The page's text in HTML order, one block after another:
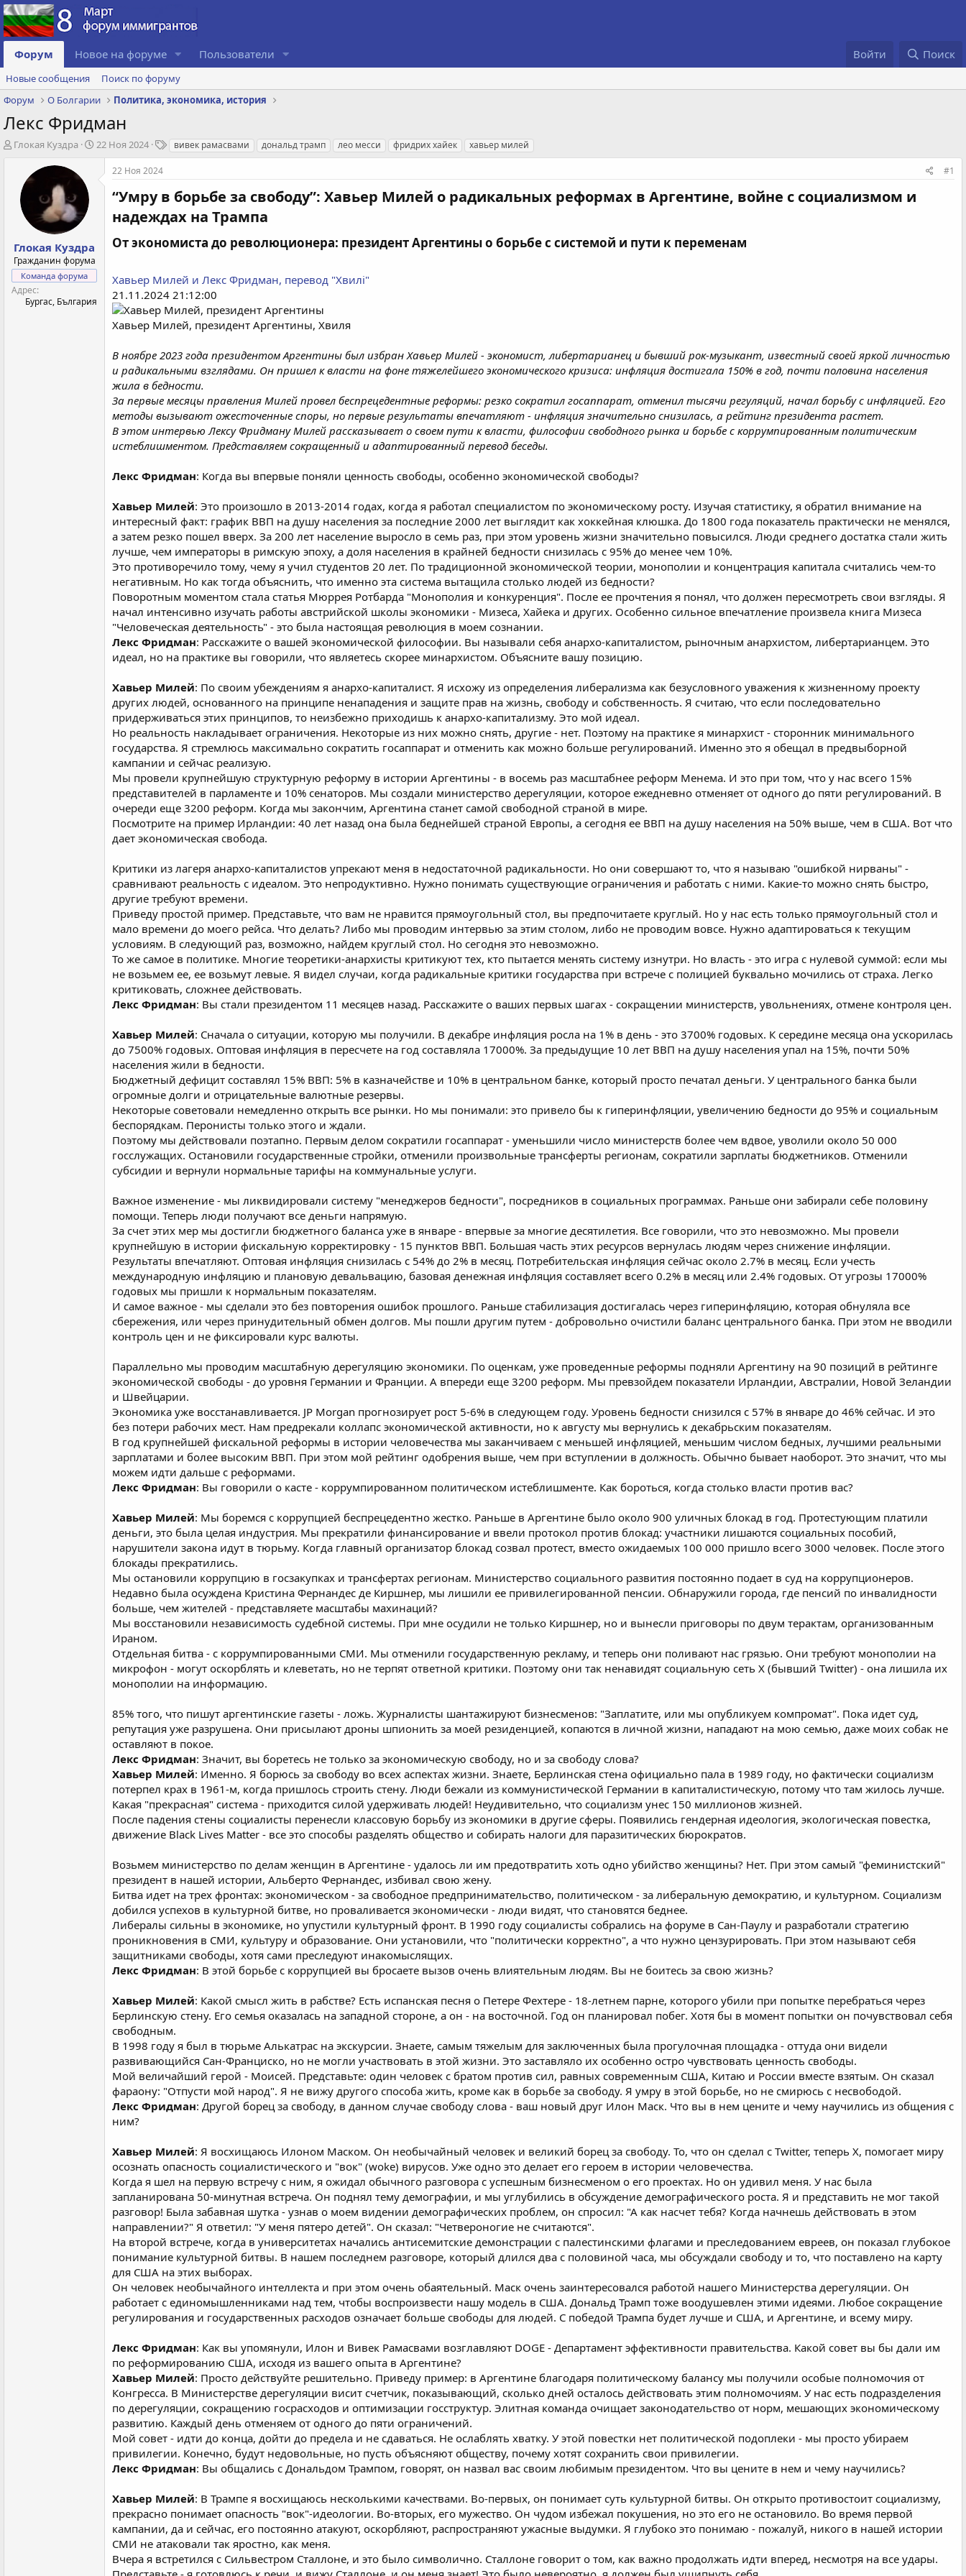
Форум Новое на форуме Пользователи Войти Поиск
Новые сообщения
Поиск по форуму
Форум
О Болгарии Политика, экономика, история
Лекс Фридман
А
ы
Глокая Куздра
Д
и
я
22 Ноя 2024
Т
е
вивек рамасвами дональд трамп лео месси фридрих хайек хавьер милей
Глокая Куздра
Гражданин форума
Команда форума
Адрес
Бургас, България
22 Ноя 2024 #1
“Умру в борьбе за свободу”: Хавьер Милей о радикальных реформах в Аргентине, войне с социализмом и
надеждах на Трампа​
От экономиста до революционера: президент Аргентины о борьбе с системой и пути к переменам​
Хавьер Милей и Лекс Фридман, перевод "Хвилі"
21.11.2024 21:12:00
Хавьер Милей, президент Аргентины, Хвиля
В ноябре 2023 года президентом Аргентины был избран Хавьер Милей - экономист, либертарианец и бывший рок-музыкант, известный своей яркой личностью
и радикальными взглядами. Он пришел к власти на фоне тяжелейшего экономического кризиса: инфляция достигала 150% в год, почти половина населения
жила в бедности.
За первые месяцы правления Милей провел беспрецедентные реформы: резко сократил госаппарат, отменил тысячи регуляций, начал борьбу с инфляцией. Его
методы вызывают ожесточенные споры, но первые результаты впечатляют - инфляция значительно снизилась, а рейтинг президента растет.
В этом интервью Лексу Фридману Милей рассказывает о своем пути к власти, философии свободного рынка и борьбе с коррумпированным политическим
истеблишментом. Представляем сокращенный и адаптированный перевод беседы.
Лекс Фридман: Когда вы впервые поняли ценность свободы, особенно экономической свободы?
Хавьер Милей: Это произошло в 2013-2014 годах, когда я работал специалистом по экономическому росту. Изучая статистику, я обратил внимание на
интересный факт: график ВВП на душу населения за последние 2000 лет выглядит как хоккейная клюшка. До 1800 года показатель практически не менялся,
а затем резко пошел вверх. За 200 лет население выросло в семь раз, при этом уровень жизни значительно повысился. Люди среднего достатка стали жить
лучше, чем императоры в римскую эпоху, а доля населения в крайней бедности снизилась с 95% до менее чем 10%.
Это противоречило тому, чему я учил студентов 20 лет. По традиционной экономической теории, монополии и концентрация капитала считались чем-то
негативным. Но как тогда объяснить, что именно эта система вытащила столько людей из бедности?
Поворотным моментом стала статья Мюррея Ротбарда "Монополия и конкуренция". После ее прочтения я понял, что должен пересмотреть свои взгляды. Я
начал интенсивно изучать работы австрийской школы экономики - Мизеса, Хайека и других. Особенно сильное впечатление произвела книга Мизеса
"Человеческая деятельность" - это была настоящая революция в моем сознании.
Лекс Фридман: Расскажите о вашей экономической философии. Вы называли себя анархо-капиталистом, рыночным анархистом, либертарианцем. Это
идеал, но на практике вы говорили, что являетесь скорее минархистом. Объясните вашу позицию.
Хавьер Милей: По своим убеждениям я анархо-капиталист. Я исхожу из определения либерализма как безусловного уважения к жизненному проекту
других людей, основанного на принципе ненападения и защите прав на жизнь, свободу и собственность. Я считаю, что если последовательно
придерживаться этих принципов, то неизбежно приходишь к анархо-капитализму. Это мой идеал.
Но реальность накладывает ограничения. Некоторые из них можно снять, другие - нет. Поэтому на практике я минархист - сторонник минимального
государства. Я стремлюсь максимально сократить госаппарат и отменить как можно больше регулирований. Именно это я обещал в предвыборной
кампании и сейчас реализую.
Мы провели крупнейшую структурную реформу в истории Аргентины - в восемь раз масштабнее реформ Менема. И это при том, что у нас всего 15%
представителей в парламенте и 10% сенаторов. Мы создали министерство дерегуляции, которое ежедневно отменяет от одного до пяти регулирований. В
очереди еще 3200 реформ. Когда мы закончим, Аргентина станет самой свободной страной в мире.
Посмотрите на пример Ирландии: 40 лет назад она была беднейшей страной Европы, а сегодня ее ВВП на душу населения на 50% выше, чем в США. Вот что
дает экономическая свобода.
Критики из лагеря анархо-капиталистов упрекают меня в недостаточной радикальности. Но они совершают то, что я называю "ошибкой нирваны" -
сравнивают реальность с идеалом. Это непродуктивно. Нужно понимать существующие ограничения и работать с ними. Какие-то можно снять быстро,
другие требуют времени.
Приведу простой пример. Представьте, что вам не нравится прямоугольный стол, вы предпочитаете круглый. Но у нас есть только прямоугольный стол и
мало времени до моего рейса. Что делать? Либо мы проводим интервью за этим столом, либо не проводим вовсе. Нужно адаптироваться к текущим
условиям. В следующий раз, возможно, найдем круглый стол. Но сегодня это невозможно.
То же самое в политике. Многие теоретики-анархисты критикуют тех, кто пытается менять систему изнутри. Но власть - это игра с нулевой суммой: если мы
не возьмем ее, ее возьмут левые. Я видел случаи, когда радикальные критики государства при встрече с полицией буквально мочились от страха. Легко
критиковать, сложнее действовать.
Лекс Фридман: Вы стали президентом 11 месяцев назад. Расскажите о ваших первых шагах - сокращении министерств, увольнениях, отмене контроля цен.
Хавьер Милей: Сначала о ситуации, которую мы получили. В декабре инфляция росла на 1% в день - это 3700% годовых. К середине месяца она ускорилась
до 7500% годовых. Оптовая инфляция в пересчете на год составляла 17000%. За предыдущие 10 лет ВВП на душу населения упал на 15%, почти 50%
населения жили в бедности.
Бюджетный дефицит составлял 15% ВВП: 5% в казначействе и 10% в центральном банке, который просто печатал деньги. У центрального банка были
огромные долги и отрицательные валютные резервы.
Некоторые советовали немедленно открыть все рынки. Но мы понимали: это привело бы к гиперинфляции, увеличению бедности до 95% и социальным
беспорядкам. Перонисты только этого и ждали.
Поэтому мы действовали поэтапно. Первым делом сократили госаппарат - уменьшили число министерств более чем вдвое, уволили около 50 000
госслужащих. Остановили государственные стройки, отменили произвольные трансферты регионам, сократили зарплаты бюджетников. Отменили
субсидии и вернули нормальные тарифы на коммунальные услуги.
Важное изменение - мы ликвидировали систему "менеджеров бедности", посредников в социальных программах. Раньше они забирали себе половину
помощи. Теперь люди получают все деньги напрямую.
За счет этих мер мы достигли бюджетного баланса уже в январе - впервые за многие десятилетия. Все говорили, что это невозможно. Мы провели
крупнейшую в истории фискальную корректировку - 15 пунктов ВВП. Большая часть этих ресурсов вернулась людям через снижение инфляции.
Результаты впечатляют. Оптовая инфляция снизилась с 54% до 2% в месяц. Потребительская инфляция сейчас около 2.7% в месяц. Если учесть
международную инфляцию и плановую девальвацию, базовая денежная инфляция составляет всего 0.2% в месяц или 2.4% годовых. От угрозы 17000%
годовых мы пришли к нормальным показателям.
И самое важное - мы сделали это без повторения ошибок прошлого. Раньше стабилизация достигалась через гиперинфляцию, которая обнуляла все
сбережения, или через принудительный обмен долгов. Мы пошли другим путем - добровольно очистили баланс центрального банка. При этом не вводили
контроль цен и не фиксировали курс валюты.
Параллельно мы проводим масштабную дерегуляцию экономики. По оценкам, уже проведенные реформы подняли Аргентину на 90 позиций в рейтинге
экономической свободы - до уровня Германии и Франции. А впереди еще 3200 реформ. Мы превзойдем показатели Ирландии, Австралии, Новой Зеландии
и Швейцарии.
Экономика уже восстанавливается. JP Morgan прогнозирует рост 5-6% в следующем году. Уровень бедности снизился с 57% в январе до 46% сейчас. И это
без потери рабочих мест. Нам предрекали коллапс экономической активности, но к августу мы вернулись к декабрьским показателям.
В год крупнейшей фискальной реформы в истории человечества мы заканчиваем с меньшей инфляцией, меньшим числом бедных, лучшими реальными
зарплатами и более высоким ВВП. При этом мой рейтинг одобрения выше, чем при вступлении в должность. Обычно бывает наоборот. Это значит, что мы
можем идти дальше с реформами.
Лекс Фридман: Вы говорили о касте - коррумпированном политическом истеблишменте. Как бороться, когда столько власти против вас?
Хавьер Милей: Мы боремся с коррупцией беспрецедентно жестко. Раньше в Аргентине было около 900 уличных блокад в год. Протестующим платили
деньги, это была целая индустрия. Мы прекратили финансирование и ввели протокол против блокад: участники лишаются социальных пособий,
нарушители закона идут в тюрьму. Когда главный организатор блокад созвал протест, вместо ожидаемых 100 000 пришло всего 3000 человек. После этого
блокады прекратились.
Мы остановили коррупцию в госзакупках и трансфертах регионам. Министерство социального развития постоянно подает в суд на коррупционеров.
Недавно была осуждена Кристина Фернандес де Киршнер, мы лишили ее привилегированной пенсии. Обнаружили города, где пенсий по инвалидности
больше, чем жителей - представляете масштабы махинаций?
Мы восстановили независимость судебной системы. При мне осудили не только Киршнер, но и вынесли приговоры по двум терактам, организованным
Ираном.
Отдельная битва - с коррумпированными СМИ. Мы отменили государственную рекламу, и теперь они поливают нас грязью. Они требуют монополии на
микрофон - могут оскорблять и клеветать, но не терпят ответной критики. Поэтому они так ненавидят социальную сеть X (бывший Twitter) - она лишила их
монополии на информацию.
85% того, что пишут аргентинские газеты - ложь. Журналисты шантажируют бизнесменов: "Заплатите, или мы опубликуем компромат". Пока идет суд,
репутация уже разрушена. Они присылают дроны шпионить за моей резиденцией, копаются в личной жизни, нападают на мою семью, даже моих собак не
оставляют в покое.
Лекс Фридман: Значит, вы боретесь не только за экономическую свободу, но и за свободу слова?
Хавьер Милей: Именно. Я борюсь за свободу во всех аспектах жизни. Знаете, Берлинская стена официально пала в 1989 году, но фактически социализм
потерпел крах в 1961-м, когда пришлось строить стену. Люди бежали из коммунистической Германии в капиталистическую, потому что там жилось лучше.
Какая "прекрасная" система - приходится силой удерживать людей! Неудивительно, что социализм унес 150 миллионов жизней.
После падения стены социалисты перенесли классовую борьбу из экономики в другие сферы. Появились гендерная идеология, экологическая повестка,
движение Black Lives Matter - все это способы разделять общество и собирать налоги для паразитических бюрократов.
Возьмем министерство по делам женщин в Аргентине - удалось ли им предотвратить хоть одно убийство женщины? Нет. При этом самый "феминистский"
президент в нашей истории, Альберто Фернандес, избивал свою жену.
Битва идет на трех фронтах: экономическом - за свободное предпринимательство, политическом - за либеральную демократию, и культурном. Социализм
добился успехов в культурной битве, но проваливается экономически - люди видят, что становятся беднее.
Либералы сильны в экономике, но упустили культурный фронт. В 1990 году социалисты собрались на форуме в Сан-Паулу и разработали стратегию
проникновения в СМИ, культуру и образование. Они установили, что "политически корректно", а что нужно цензурировать. При этом называют себя
защитниками свободы, хотя сами преследуют инакомыслящих.
Лекс Фридман: В этой борьбе с коррупцией вы бросаете вызов очень влиятельным людям. Вы не боитесь за свою жизнь?
Хавьер Милей: Какой смысл жить в рабстве? Есть испанская песня о Петере Фехтере - 18-летнем парне, которого убили при попытке перебраться через
Берлинскую стену. Его семья оказалась на западной стороне, а он - на восточной. Год он планировал побег. Хотя бы в момент попытки он почувствовал себя
свободным.
В 1998 году я был в тюрьме Алькатрас на экскурсии. Знаете, самым тяжелым для заключенных была прогулочная площадка - оттуда они видели
развивающийся Сан-Франциско, но не могли участвовать в этой жизни. Это заставляло их особенно остро чувствовать ценность свободы.
Мой величайший герой - Моисей. Представьте: один человек с братом против сил, равных современным США, Китаю и России вместе взятым. Он сказал
фараону: "Отпусти мой народ". Я не вижу другого способа жить, кроме как в борьбе за свободу. Я умру в этой борьбе, но не смирюсь с несвободой.
Лекс Фридман: Другой борец за свободу, в данном случае свободу слова - ваш новый друг Илон Маск. Что вы в нем цените и чему научились из общения с
ним?
Хавьер Милей: Я восхищаюсь Илоном Маском. Он необычайный человек и великий борец за свободу. То, что он сделал с Twitter, теперь X, помогает миру
осознать опасность социалистического и "вок" (woke) вирусов. Уже одно это делает его героем в истории человечества.
Когда я шел на первую встречу с ним, я ожидал обычного разговора с успешным бизнесменом о его проектах. Но он удивил меня. У нас была
запланирована 50-минутная встреча. Он поднял тему демографии, и мы углубились в обсуждение демографического роста. Я и представить не мог такой
разговор! Была забавная шутка - узнав о моем видении демографических проблем, он спросил: "А как насчет тебя? Когда начнешь действовать в этом
направлении?" Я ответил: "У меня пятеро детей". Он сказал: "Четвероногие не считаются".
На второй встрече, когда в университетах начались антисемитские демонстрации с палестинскими флагами и преследованием евреев, он показал глубокое
понимание культурной битвы. В нашем последнем разговоре, который длился два с половиной часа, мы обсуждали свободу и то, что поставлено на карту
для США на этих выборах.
Он человек необычайного интеллекта и при этом очень обаятельный. Маск очень заинтересовался работой нашего Министерства дерегуляции. Он
работает с единомышленниками над тем, чтобы воспроизвести нашу модель в США. Дональд Трамп тоже воодушевлен этими идеями. Любое сокращение
регулирования и государственных расходов означает больше свободы для людей. С победой Трампа будет лучше и США, и Аргентине, и всему миру.
Лекс Фридман: Как вы упомянули, Илон и Вивек Рамасвами возглавляют DOGE - Департамент эффективности правительства. Какой совет вы бы дали им
по реформированию США, исходя из вашего опыта в Аргентине?
Хавьер Милей: Просто действуйте решительно. Приведу пример: в Аргентине благодаря политическому балансу мы получили особые полномочия от
Конгресса. В Министерстве дерегуляции висит счетчик, показывающий, сколько дней осталось действовать этим полномочиям. У нас есть подразделения
по дерегуляции, сокращению госрасходов и оптимизации госструктур. Элитная команда очищает законодательство от норм, мешающих экономическому
развитию. Каждый день отменяем от одного до пяти ограничений.
Мой совет - идти до конца, дойти до предела и не сдаваться. Не ослаблять хватку. У этой повестки нет политической подоплеки - мы просто убираем
привилегии. Конечно, будут недовольные, но пусть объясняют обществу, почему хотят сохранить свои привилегии.
Лекс Фридман: Вы общались с Дональдом Трампом, говорят, он назвал вас своим любимым президентом. Что вы цените в нем и чему научились?
Хавьер Милей: В Трампе я восхищаюсь несколькими качествами. Во-первых, он понимает суть культурной битвы. Он открыто противостоит социализму,
прекрасно понимает опасность "вок"-идеологии. Во-вторых, его мужество. Он чудом избежал покушения, но это его не остановило. Во время первой
кампании, да и сейчас, его постоянно атакуют, оскорбляют, распространяют ужасные выдумки. Я глубоко это понимаю - пожалуй, никого в нашей истории
СМИ не атаковали так яростно, как меня.
Вчера я встретился с Сильвестром Сталлоне, и это было символично. Сталлоне говорит о том, как важно продолжать идти вперед, несмотря на все удары.